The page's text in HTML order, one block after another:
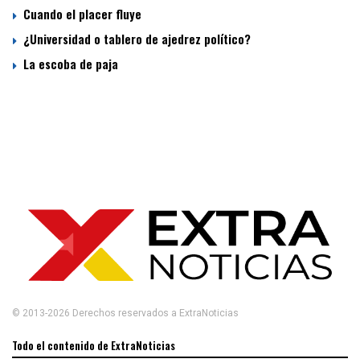
Cuando el placer fluye
¿Universidad o tablero de ajedrez político?
La escoba de paja
© 2013-2026 Derechos reservados a ExtraNoticias
Todo el contenido de ExtraNoticias